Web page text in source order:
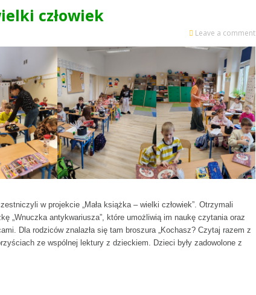
człowiek
Leave a comment
w projekcie „Mała książka – wielki człowiek”. Otrzymali
„Wnuczka antykwariusza”, które umożliwią im naukę czytania oraz
Dla rodziców znalazła się tam broszura „Kochasz? Czytaj razem z
ze wspólnej lektury z dzieckiem. Dzieci były zadowolone z